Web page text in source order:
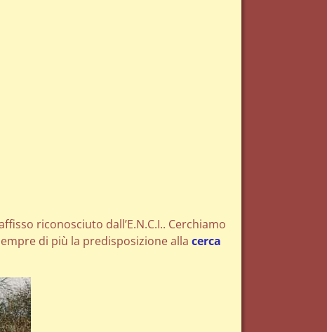
riconosciuto dall’E.N.C.I.. Cerchiamo
di più la predisposizione alla cerca